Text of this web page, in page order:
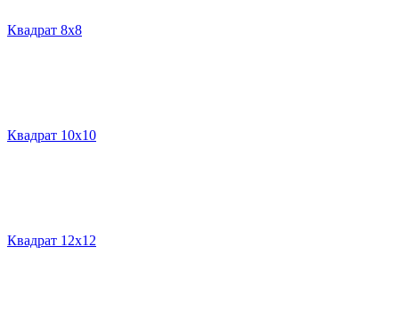
Квадрат 8х8
Квадрат 10х10
Квадрат 12х12